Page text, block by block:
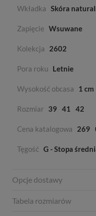
Wkładka Skóra
Zapięcie Wsuwane
Kolekcja 2602
Pora roku Letnie
Wysokość obcasa 1 cm
Rozmiar 39 41 42
Cena katalogowa 269
Tęgość G - Stopa
Opcje dostawy
Tabela rozmiarów